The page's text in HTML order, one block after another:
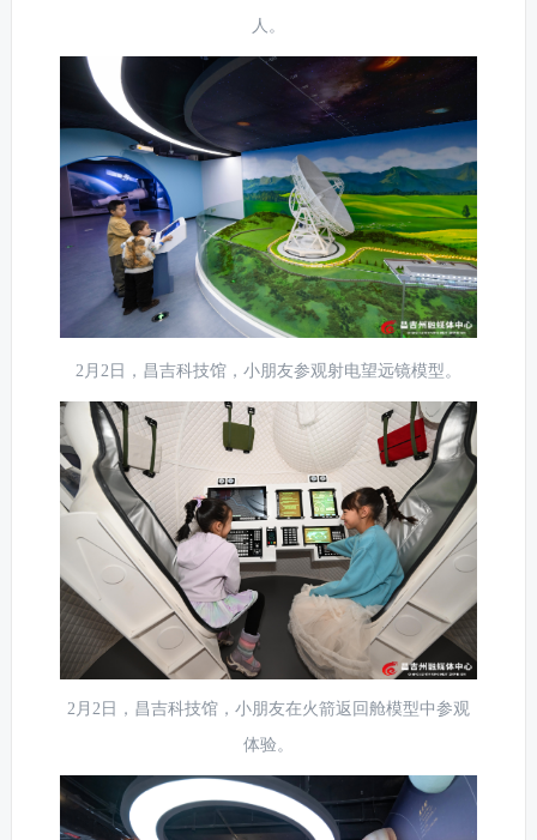
人。
2月2日，昌吉科技馆，小朋友参观射电望远镜模型。
2月2日，昌吉科技馆，小朋友在火箭返回舱模型中参观
体验。